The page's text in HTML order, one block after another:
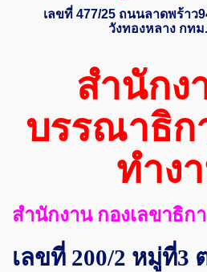
เลขที่ 477/25 ถนนลาดพร้าว
วังทองหลาง กทม
สำนักง
บรรณาธิ
ทำง
สำนักงาน กองเลขาธิก
เลขที่ 200/2 หมู่ที่3